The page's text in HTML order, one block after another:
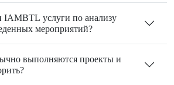
IAMBTL услуги по анализу
мероприятий?
выполняются проекты и